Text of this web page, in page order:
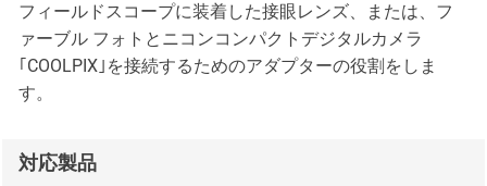
フィールドスコープに装着した接眼レンズ、または、フ
ァーブル フォトとニコンコンパクトデジタルカメラ
｢COOLPIX｣を接続するためのアダプターの役割をしま
す。
対応製品